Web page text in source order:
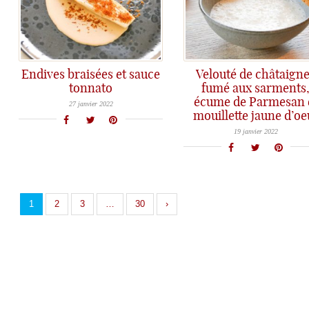
Endives braisées et sauce
tonnato
Une délicieuse recette de saison: endives braisées, sauce Vitello tonnato et un peu de poutargue râpée pour pepser l'ensemble.
27 janvier 2022
Velouté de
fumé aux sarments,
écume de Parmesan
mouillette jaune
Dans la série, "Recette dans les Cuisines des Chefs", c'est aujourd'hui un velouté de châtaignes de folie qui nous attend
19 janvier 2022
1 2 3 … 30 ›